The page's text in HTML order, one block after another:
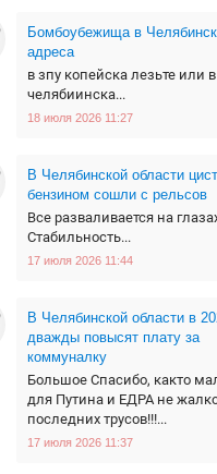
Бомбоубежища в
адреса
в зпу копейска лезьте или
челябиинска...
18 июля 2026 11:27
В Челябинской области
бензином сошли с рельсов
Все разваливается на
Стабильность...
17 июля 2026 11:44
В Челябинской области в
дважды повысят плату за
коммуналку
Большое Спасибо, както
для Путина и ЕДРА не
последних трусов!!!...
17 июля 2026 11:37